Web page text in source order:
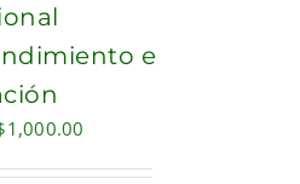
e
1,000.00